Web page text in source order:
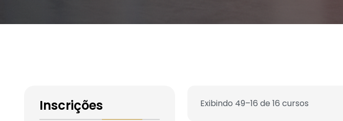
Exibindo 49–16 de 16 cursos
Inscrições